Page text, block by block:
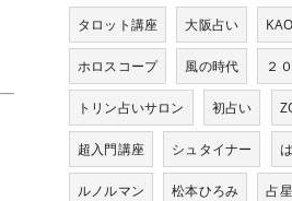
タロット講座 大阪占い
ホロスコープ 風の時代 ２
トリン占いサロン 初占い
超入門講座 シュタイナー
ルノルマン 松本ひろみ 占